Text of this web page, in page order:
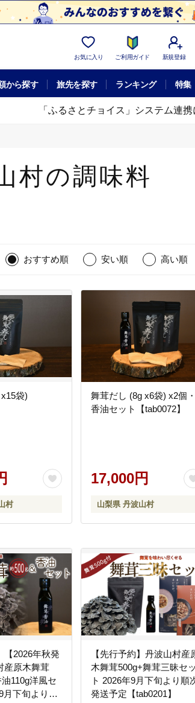
お気に入り ご利用ガイド 新規登録
から探す 旅先を探す ランキング 特集
「ふるさとチョイス」システム連
村の調味料
おすすめ順 安い順 高い順
袋)
村
舞茸だし (8g x6袋) x2個・
香油セット【tab0072】
17,000円
山梨県 丹波山村
【2026年秋発
産原木舞茸
110g洋風セ
月下旬より順
【先行予約】丹波山村産
木舞茸500g+舞茸三昧セッ
ト 2026年9月下旬より順
発送予定【tab0201】